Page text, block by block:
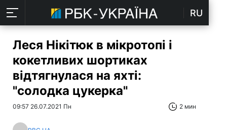
RU
Леся Нікітюк в мікротопі і
кокетливих шортиках
відтягнулася на яхті:
"солодка цукерка"
09:57 26.07.2021 Пн 2 мин